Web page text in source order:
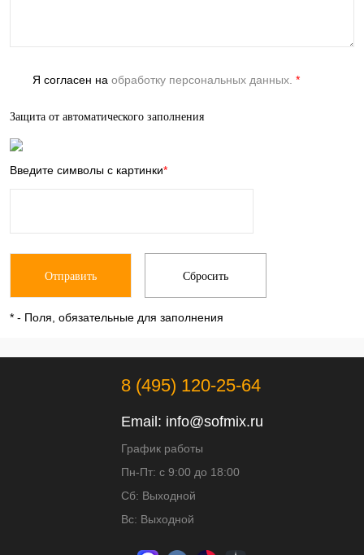
Я согласен на обработку персональных данных. *
Защита от автоматического заполнения
Введите символы с картинки*
* - Поля, обязательные для заполнения
8 (495) 120-25-64
Email: info@sofmix.ru
График работы
Пн-Пт: с 9:00 до 18:00
Сб: Выходной
Вс: Выходной